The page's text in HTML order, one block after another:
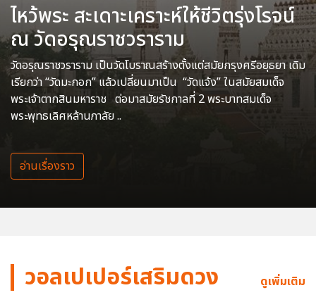
ไหว้พระ สะเดาะเคราะห์ให้ชีวิตรุ่งโรจน์
ณ วัดอรุณราชวราราม
วัดอรุณราชวราราม เป็นวัดโบราณสร้างตั้งแต่สมัยกรุงศรีอยุธยา เดิม
เรียกว่า “วัดมะกอก” แล้วเปลี่ยนมาเป็น “วัดแจ้ง” ในสมัยสมเด็จ
พระเจ้าตากสินมหาราช ต่อมาสมัยรัชกาลที่ 2 พระบาทสมเด็จ
พระพุทธเลิศหล้านภาลัย ..
อ่านเรื่องราว
วอลเปเปอร์เสริมดวง ดูเพิ่มเติม